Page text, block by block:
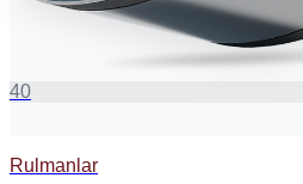
40
Rulmanlar